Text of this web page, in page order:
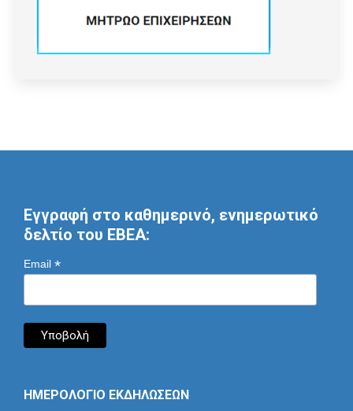
Εγγραφή στο καθημερινό, ενημερωτικό
δελτίο του ΕΒΕΑ:
Email *
ΗΜΕΡΟΛΟΓΙΟ ΕΚΔΗΛΩΣΕΩΝ